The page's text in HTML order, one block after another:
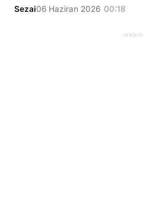
Sezai06 Haziran 2026 00:18
reklam